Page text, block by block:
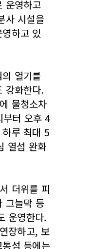
운영하고
사 시설을
하고 있
열기를
강화한다.
물청소차
터 오후 4
루 최대 5
열섬 완화
더위를 피
그늘막 등
운영한다.
장하고, 보
섬 등에는